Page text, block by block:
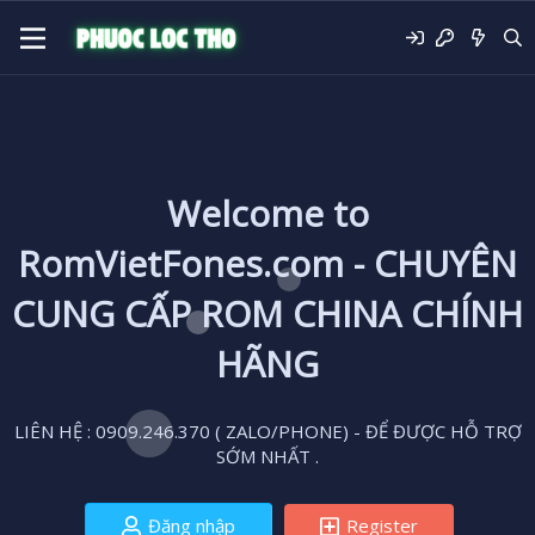
Welcome to
RomVietFones.com - CHUYÊN
CUNG CẤP ROM CHINA CHÍNH
HÃNG
LIÊN HỆ : 0909.246.370 ( ZALO/PHONE) - ĐỂ ĐƯỢC HỖ TRỢ
SỚM NHẤT .
Đăng nhập Register